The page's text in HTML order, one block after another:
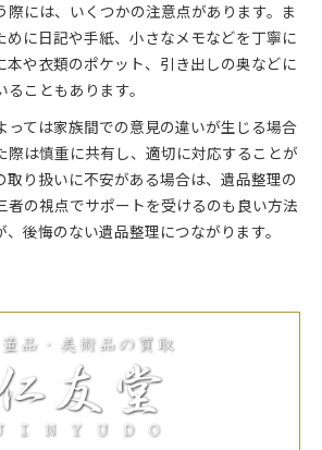
には、いくつかの注意点があります。ま
めに日記や手紙、小さなメモなどを丁寧に
本や衣類のポケット、引き出しの奥などに
こともあります。
っては家族間での意見の違いが生じる場合
際は慎重に共有し、適切に対応することが
取り扱いに不安がある場合は、遺品整理の
者の視点でサポートを受けるのも良い方法
後悔のない遺品整理につながります。